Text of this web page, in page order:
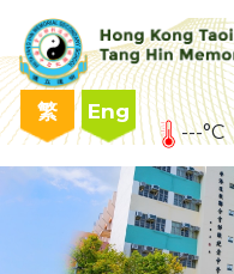
繁 Eng
---°C